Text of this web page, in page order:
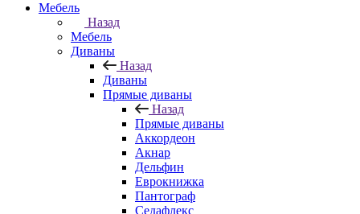
Мебель
Назад
Мебель
Диваны
Назад
Диваны
Прямые диваны
Назад
Прямые диваны
Аккордеон
Акнар
Дельфин
Еврокнижка
Пантограф
Седафлекс